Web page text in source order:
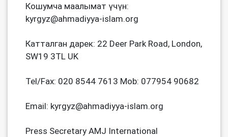
Кошумча маалымат үчүн:
kyrgyz@ahmadiyya-islam.org
Катталган дарек: 22 Deer Park Road, London,
SW19 3TL UK
Tel/Fax: 020 8544 7613 Mob: 077954 90682
Email: kyrgyz@ahmadiyya-islam.org
Press Secretary AMJ International